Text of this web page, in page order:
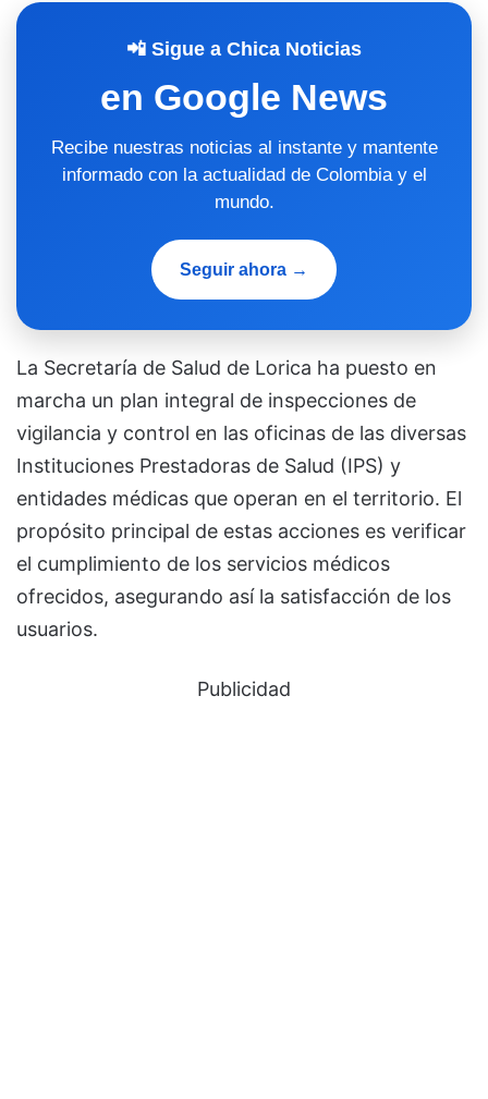
📲 Sigue a Chica Noticias
en Google News
Recibe nuestras noticias al instante y mantente
informado con la actualidad de Colombia y el
mundo.
Seguir ahora →
La Secretaría de Salud de Lorica ha puesto en
marcha un plan integral de inspecciones de
vigilancia y control en las oficinas de las diversas
Instituciones Prestadoras de Salud (IPS) y
entidades médicas que operan en el territorio. El
propósito principal de estas acciones es verificar
el cumplimiento de los servicios médicos
ofrecidos, asegurando así la satisfacción de los
usuarios.
Publicidad